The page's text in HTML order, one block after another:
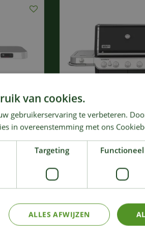
Summit® FS38
4.499
van cookies.
gebruikerservaring te verbeteren.
in overeenstemming met ons
Targeting Functioneel
ALLES AFWIJZEN